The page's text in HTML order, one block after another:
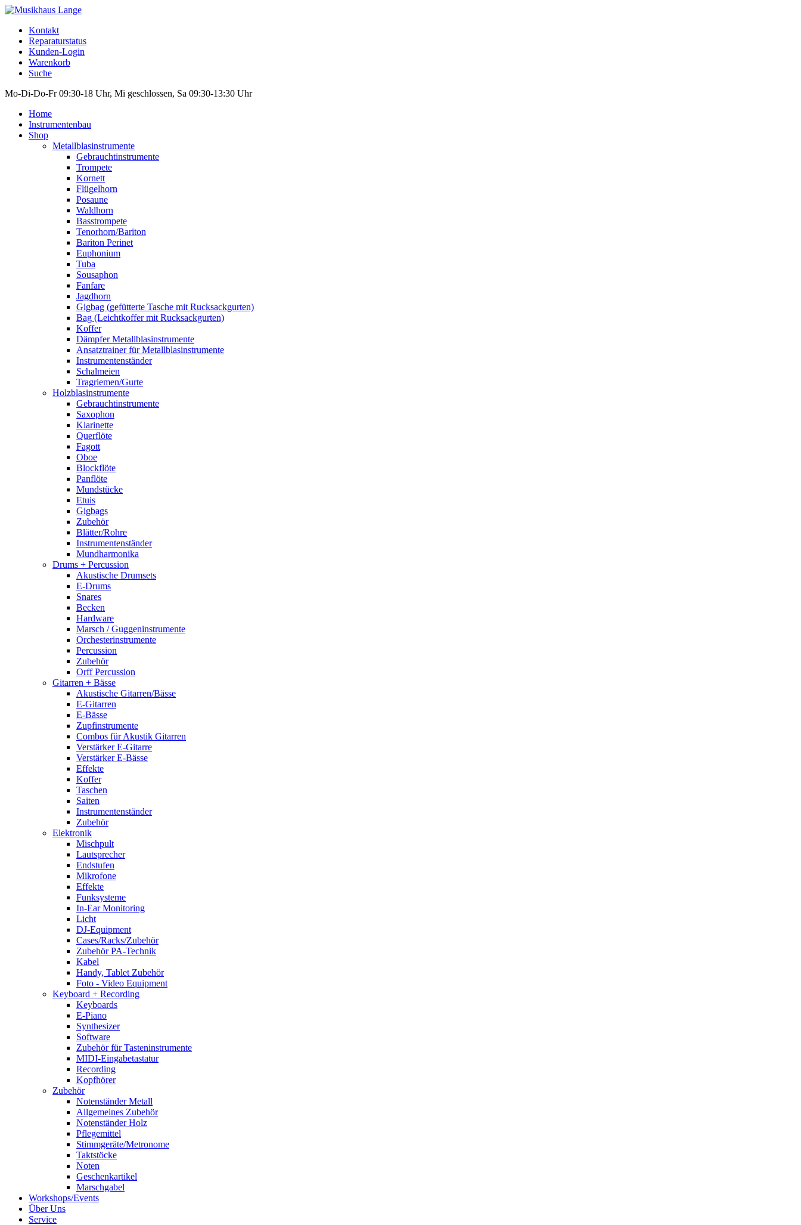
Kontakt
Reparaturstatus
Kunden-Login
Warenkorb
Suche
Mo-Di-Do-Fr 09:30-18 Uhr, Mi geschlossen, Sa 09:30-13:30 Uhr
Home
Instrumentenbau
Shop
Metallblasinstrumente
Gebrauchtinstrumente
Trompete
Kornett
Flügelhorn
Posaune
Waldhorn
Basstrompete
Tenorhorn/Bariton
Bariton Perinet
Euphonium
Tuba
Sousaphon
Fanfare
Jagdhorn
Gigbag (gefütterte Tasche mit Rucksackgurten)
Bag (Leichtkoffer mit Rucksackgurten)
Koffer
Dämpfer Metallblasinstrumente
Ansatztrainer für Metallblasinstrumente
Instrumentenständer
Schalmeien
Tragriemen/Gurte
Holzblasinstrumente
Gebrauchtinstrumente
Saxophon
Klarinette
Querflöte
Fagott
Oboe
Blockflöte
Panflöte
Mundstücke
Etuis
Gigbags
Zubehör
Blätter/Rohre
Instrumentenständer
Mundharmonika
Drums + Percussion
Akustische Drumsets
E-Drums
Snares
Becken
Hardware
Marsch / Guggeninstrumente
Orchesterinstrumente
Percussion
Zubehör
Orff Percussion
Gitarren + Bässe
Akustische Gitarren/Bässe
E-Gitarren
E-Bässe
Zupfinstrumente
Combos für Akustik Gitarren
Verstärker E-Gitarre
Verstärker E-Bässe
Effekte
Koffer
Taschen
Saiten
Instrumentenständer
Zubehör
Elektronik
Mischpult
Lautsprecher
Endstufen
Mikrofone
Effekte
Funksysteme
In-Ear Monitoring
Licht
DJ-Equipment
Cases/Racks/Zubehör
Zubehör PA-Technik
Kabel
Handy, Tablet Zubehör
Foto - Video Equipment
Keyboard + Recording
Keyboards
E-Piano
Synthesizer
Software
Zubehör für Tasteninstrumente
MIDI-Eingabetastatur
Recording
Kopfhörer
Zubehör
Notenständer Metall
Allgemeines Zubehör
Notenständer Holz
Pflegemittel
Stimmgeräte/Metronome
Taktstöcke
Noten
Geschenkartikel
Marschgabel
Workshops/Events
Über Uns
Service